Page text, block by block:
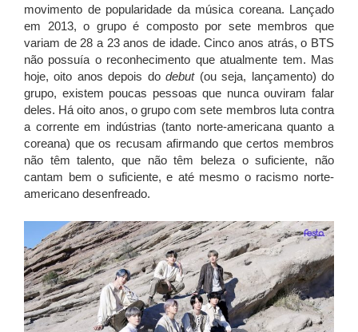
movimento de popularidade da música coreana. Lançado
em 2013, o grupo é composto por sete membros que
variam de 28 a 23 anos de idade. Cinco anos atrás, o BTS
não possuía o reconhecimento que atualmente tem. Mas
hoje, oito anos depois dodebut (ou seja, lançamento) do
grupo, existem poucas pessoas que nunca ouviram falar
deles. Há oito anos, o grupo com sete membros luta contra
a corrente em indústrias (tanto norte-americana quanto a
coreana) que os recusam afirmando que certos membros
não têm talento, que não têm beleza o suficiente, não
cantam bem o suficiente, e até mesmo o racismo norte-
americano desenfreado.